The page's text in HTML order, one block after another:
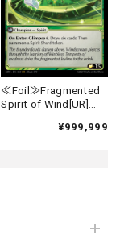
≪Foil≫Fragmented
Spirit of Wind[UR]
¥999,999